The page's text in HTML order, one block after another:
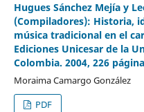
Hugues Sánchez Mejía y
(Compiladores): Historia,
música tradicional en el
Ediciones Unicesar de la
Colombia. 2004, 226
Moraima Camargo González
PDF